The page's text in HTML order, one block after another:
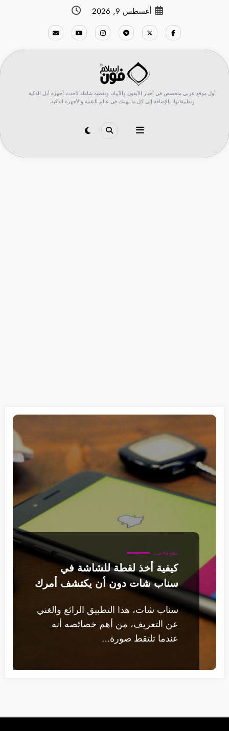
أغسطس 9, 2026
أول موقع عربي متخصص في أخبار الآيفون والآيباد، وتغطية شاملة لأحدث أجهزة أبل الذكية
وتطبيقاتها، بالإضافة إلى كل ما يهمك في عالم التقنية والأجهزة الذكية.
نصائح وألاعيب
كيفية أخذ لقطة للشاشة في
سناب شات دون أن يكتشف أمرك
سناب شات، هذا التطبيق الرائع والغني
عن التعريف، من أهم خصائصه أنه
عندما تلتقط صورة…